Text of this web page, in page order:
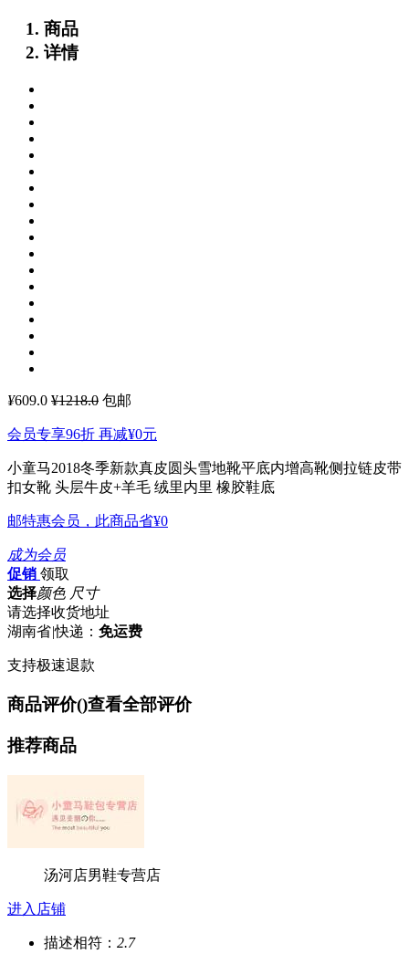
商品
详情
¥609.0 ¥1218.0 包邮
会员专享96折 再减¥0元
小童马2018冬季新款真皮圆头雪地靴平底内增高靴侧拉链皮带
扣女靴 头层牛皮+羊毛 绒里内里 橡胶鞋底
邮特惠会员，此商品省¥0
成为会员
促销 领取
选择颜色 尺寸
请选择收货地址
湖南省|快递： 免运费
支持极速退款
商品评价()查看全部评价
推荐商品
汤河店男鞋专营店
进入店铺
描述相符： 2.7